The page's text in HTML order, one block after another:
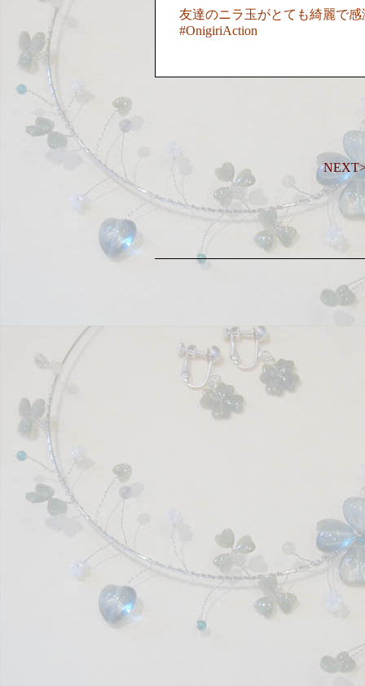
友達のニラ玉がとても綺麗で
#OnigiriAction